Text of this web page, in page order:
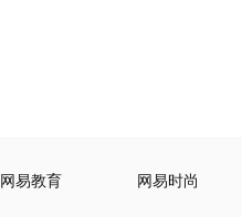
网易教育 网易时尚